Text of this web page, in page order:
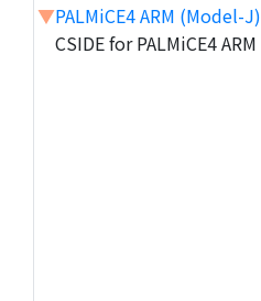
▼PALMiCE4 ARM (Model-J)
CSIDE for PALMiCE4 ARM